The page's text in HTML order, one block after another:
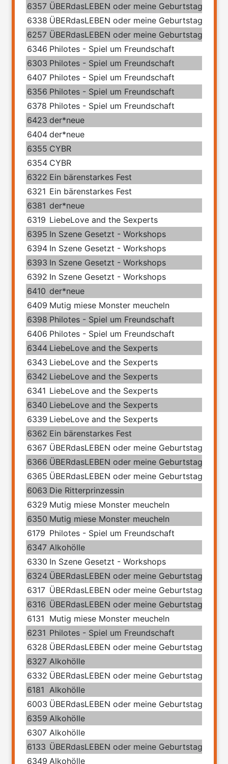
6357 ÜBERdasLEBEN oder meine Geburtstage mit
6338 ÜBERdasLEBEN oder meine Geburtstage mit
6257 ÜBERdasLEBEN oder meine Geburtstage mit
6346 Philotes - Spiel um Freundschaft
6303 Philotes - Spiel um Freundschaft
6407 Philotes - Spiel um Freundschaft
6356 Philotes - Spiel um Freundschaft
6378 Philotes - Spiel um Freundschaft
6423 der*neue
6404 der*neue
6355 CYBR
6354 CYBR
6322 Ein bärenstarkes Fest
6321 Ein bärenstarkes Fest
6381 der*neue
6319 LiebeLove and the Sexperts
6395 In Szene Gesetzt - Workshops
6394 In Szene Gesetzt - Workshops
6393 In Szene Gesetzt - Workshops
6392 In Szene Gesetzt - Workshops
6410 der*neue
6409 Mutig miese Monster meucheln
6398 Philotes - Spiel um Freundschaft
6406 Philotes - Spiel um Freundschaft
6344 LiebeLove and the Sexperts
6343 LiebeLove and the Sexperts
6342 LiebeLove and the Sexperts
6341 LiebeLove and the Sexperts
6340 LiebeLove and the Sexperts
6339 LiebeLove and the Sexperts
6362 Ein bärenstarkes Fest
6367 ÜBERdasLEBEN oder meine Geburtstage mit
6366 ÜBERdasLEBEN oder meine Geburtstage mit
6365 ÜBERdasLEBEN oder meine Geburtstage mit
6063 Die Ritterprinzessin
6329 Mutig miese Monster meucheln
6350 Mutig miese Monster meucheln
6179 Philotes - Spiel um Freundschaft
6347 Alkohölle
6330 In Szene Gesetzt - Workshops
6324 ÜBERdasLEBEN oder meine Geburtstage mit
6317 ÜBERdasLEBEN oder meine Geburtstage mit
6316 ÜBERdasLEBEN oder meine Geburtstage mit
6131 Mutig miese Monster meucheln
6231 Philotes - Spiel um Freundschaft
6328 ÜBERdasLEBEN oder meine Geburtstage mit
6327 Alkohölle
6332 ÜBERdasLEBEN oder meine Geburtstage mit
6181 Alkohölle
6003 ÜBERdasLEBEN oder meine Geburtstage mit
6359 Alkohölle
6307 Alkohölle
6133 ÜBERdasLEBEN oder meine Geburtstage mit
6349 Alkohölle